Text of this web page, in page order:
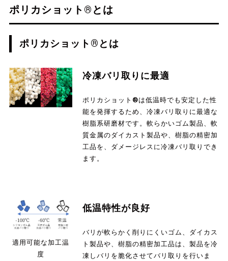
ポリカショット®とは
ポリカショット®とは
冷凍バリ取りに最適
ポリカショット®は低温時でも安定した性
能を発揮するため、冷凍バリ取りに最適な
樹脂系研磨材です。軟らかいゴム製品、軟
質金属のダイカスト製品や、樹脂の精密加
工品を、ダメージレスに冷凍バリ取りでき
ます。
適用可能な加工温
度
低温特性が良好
バリが軟らかく削りにくいゴム、ダイカス
ト製品や、樹脂の精密加工品は、製品を冷
凍しバリを脆化させてバリ取りを行いま